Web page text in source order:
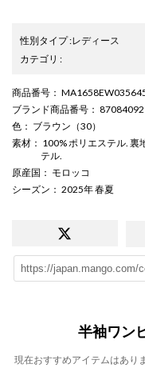
性別タイプ:レディース
カテゴリ :
商品番号 ：
ブランド商品番号 ：
色 ： ブラウン（30）
素材 ： 100% ポリエステル.
テル.
原産国 ： モロッコ
シーズン ： 2025年 春夏
半袖ワン
現在おすすめアイテムはあり